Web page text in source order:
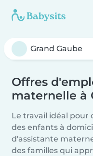
Offres
maternelle à
Le travail idéal pour
des enfants à
d'assistante
des familles qui